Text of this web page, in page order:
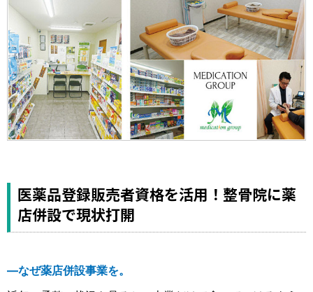
医薬品登録販売者資格を活用！整骨院に薬
店併設で現状打開
―なぜ薬店併設事業を。